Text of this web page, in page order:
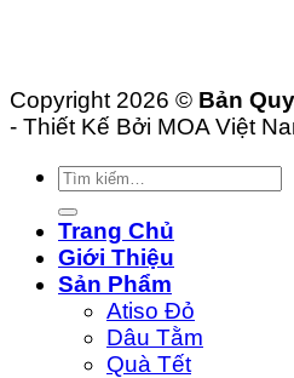
Copyright 2026 © Bản
- Thiết Kế Bởi MOA Việt
Tìm
Trang Chủ
Giới Thiệu
Sản Phẩm
Atiso Đỏ
Dâu Tằm
Quà Tết